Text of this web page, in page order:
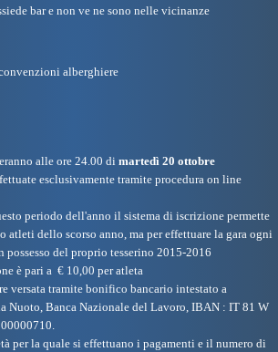
bar e non ve ne sono nelle vicinanze
alberghiere
alle ore 24.00 di martedì 20 ottobre
esclusivamente tramite procedura on line
periodo dell'anno il sistema di iscrizione permette
dello scorso anno, ma per effettuare la gara ogni
possesso del proprio tesserino 2015-2016
è pari a € 10,00 per atleta
versata tramite bonifico bancario intestato a
Nuoto, Banca Nazionale del Lavoro, IBAN : IT 81 W
per la quale si effettuano i pagamenti e il numero di